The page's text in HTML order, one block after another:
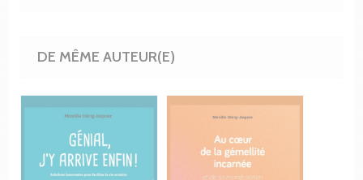
DE MÊME AUTEUR(E)